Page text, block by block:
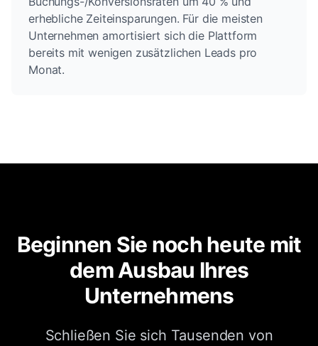
erhebliche Zeiteinsparungen. Für die meisten
Unternehmen amortisiert sich die Plattform
bereits mit wenigen zusätzlichen Leads pro
Monat.
Beginnen Sie noch heute mit
dem Ausbau Ihres
Unternehmens
Schließen Sie sich Tausenden von